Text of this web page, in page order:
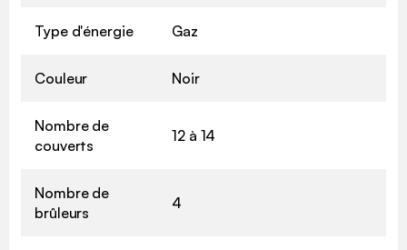
Type d'énergie Gaz
Couleur Noir
Nombre de
couverts
12 à 14
Nombre de
brûleurs
4